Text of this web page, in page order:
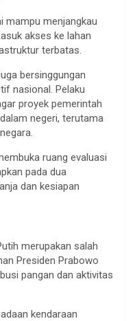
mampu menjangkau
akses ke lahan
terbatas.
bersinggungan
nasional. Pelaku
proyek pemerintah
negeri, terutama
ruang evaluasi
pada dua
dan kesiapan
merupakan salah
Presiden Prabowo
pangan dan aktivitas
kendaraan